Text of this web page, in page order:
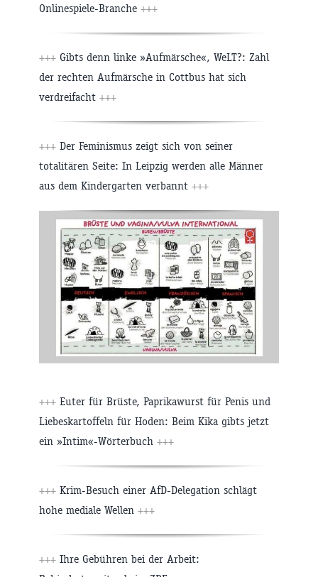
Onlinespiele-Branche +++
+++ Gibts denn linke »Aufmärsche«, WeLT?: Zahl
der rechten Aufmärsche in Cottbus hat sich
verdreifacht +++
+++ Der Feminismus zeigt sich von seiner
totalitären Seite: In Leipzig werden alle Männer
aus dem Kindergarten verbannt +++
+++ Euter für Brüste, Paprikawurst für Penis und
Liebeskartoffeln für Hoden: Beim Kika gibts jetzt
ein »Intim«-Wörterbuch +++
+++ Krim-Besuch einer AfD-Delegation schlägt
hohe mediale Wellen +++
+++ Ihre Gebühren bei der Arbeit: